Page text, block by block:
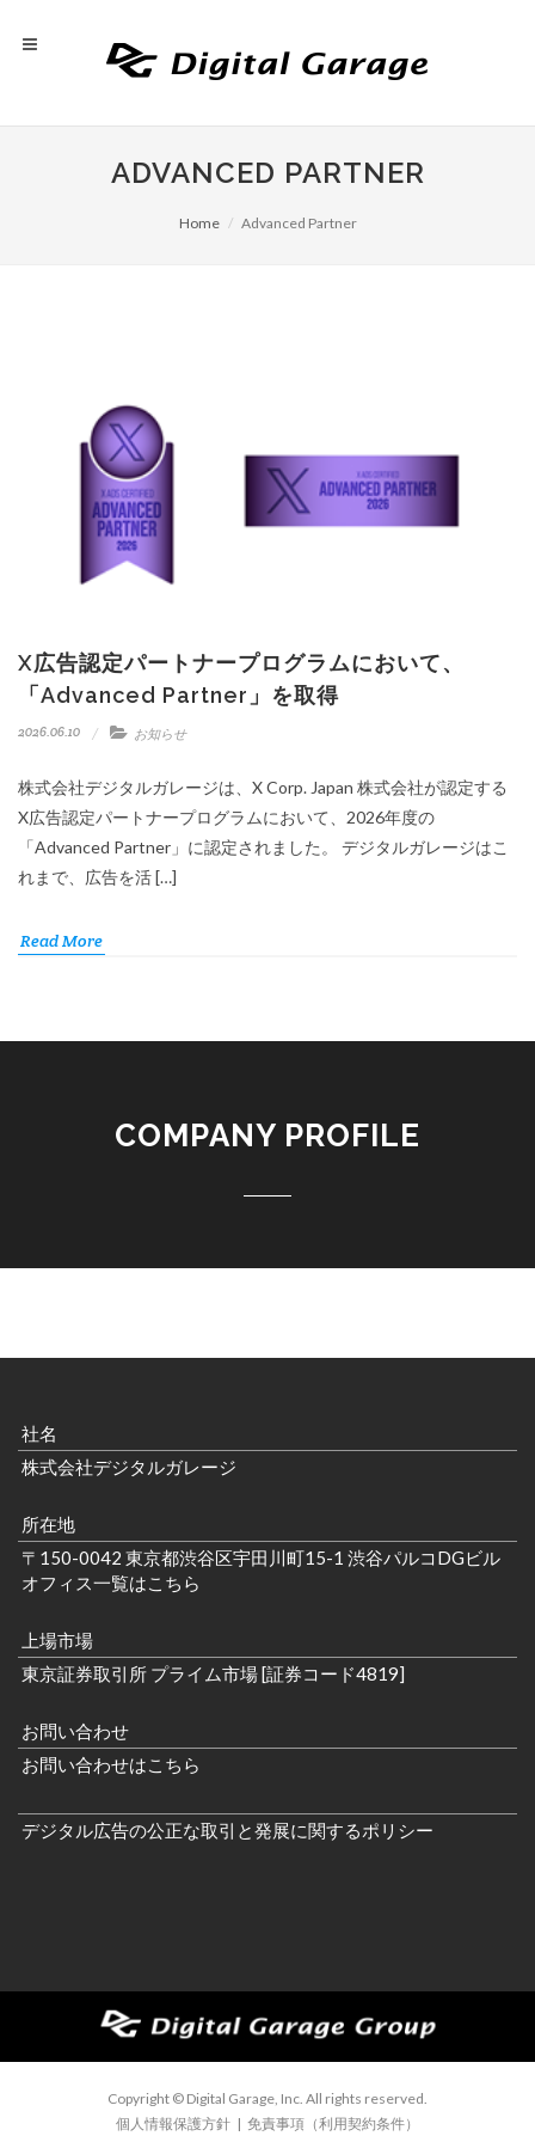
ADVANCED PARTNER
Home Advanced Partner
X広告認定パートナープログラムにおいて、
「Advanced Partner」を取得
2026.06.10 お知らせ
株式会社デジタルガレージは、X Corp. Japan 株式会社が認定する
X広告認定パートナープログラムにおいて、2026年度の
「Advanced Partner」に認定されました。 デジタルガレージはこ
れまで、広告を活 […]
Read More
COMPANY PROFILE
社名
株式会社デジタルガレージ
所在地
〒150-0042 東京都渋谷区宇田川町15-1 渋谷パルコDGビル
オフィス一覧はこちら
上場市場
東京証券取引所 プライム市場 [証券コード4819]
お問い合わせ
お問い合わせはこちら
デジタル広告の公正な取引と発展に関するポリシー
Copyright © Digital Garage, Inc. All rights reserved.
個人情報保護方針 | 免責事項（利用契約条件）